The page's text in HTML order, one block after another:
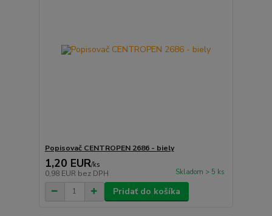
Popisovač CENTROPEN 2686 - biely
1,20 EUR/ks
0,98 EUR bez DPH Skladom > 5 ks
Pridať do košíka